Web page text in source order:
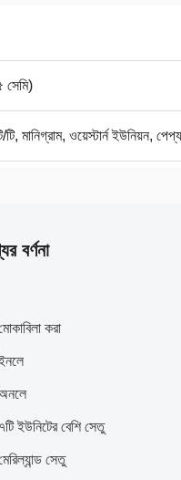
সেমি)
মানিগ্রাম, ওয়েস্টার্ন ইউনিয়ন,
বর্ণনা
করা
৭টি ইউনিটের বেশি সেতু
সেতু